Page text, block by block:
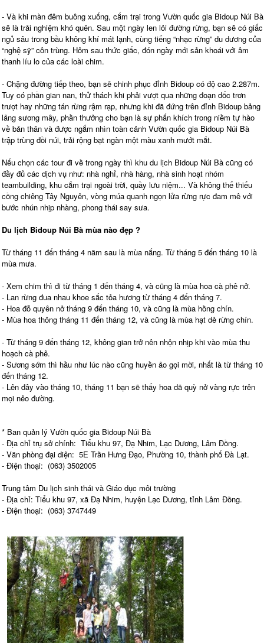
- Và khi màn đêm buông xuống, cắm trại trong Vườn quốc gia Bidoup Núi Bà
sẽ là trải nghiệm khó quên. Sau một ngày len lỏi đường rừng, bạn sẽ có giấc
ngủ sâu trong bầu không khí mát lạnh, cùng tiếng “nhạc rừng” du dương của
“nghệ sỹ” côn trùng. Hôm sau thức giấc, đón ngày mới sản khoái với âm
thanh líu lo của các loài chim.
- Chặng đường tiếp theo, bạn sẽ chinh phục đỉnh Bidoup có độ cao 2.287m.
Tuy có phần gian nan, thử thách khi phải vượt qua những đoạn dốc trơn
trượt hay những tán rừng rậm rạp, nhưng khi đã đứng trên đỉnh Bidoup bảng
lảng sương mây, phần thưởng cho bạn là sự phấn khích trong niềm tự hào
về bản thân và được ngắm nhìn toàn cảnh Vườn quốc gia Bidoup Núi Bà
trập trùng đồi núi, trải rộng bạt ngàn một màu xanh mướt mắt.
Nếu chọn các tour đi về trong ngày thì khu du lịch Bidoup Núi Bà cũng có
đầy đủ các dịch vụ như: nhà nghỉ, nhà hàng, nhà sinh hoạt nhóm
teambuilding, khu cắm trại ngoài trời, quầy lưu niệm... Và không thể thiếu
cồng chiêng Tây Nguyên, vòng múa quanh ngọn lửa rừng rực đam mê với
bước nhún nhịp nhàng, phong thái say sưa.
Du lịch Bidoup Núi Bà mùa nào đẹp ?
Từ tháng 11 đến tháng 4 năm sau là mùa nắng. Từ tháng 5 đến tháng 10 là
mùa mưa.
- Xem chim thì đi từ tháng 1 đến tháng 4, và cũng là mùa hoa cà phê nở.
- Lan rừng đua nhau khoe sắc tỏa hương từ tháng 4 đến tháng 7.
- Hoa đỗ quyên nở tháng 9 đến tháng 10, và cũng là mùa hồng chín.
- Mùa hoa thông tháng 11 đến tháng 12, và cũng là mùa hạt dẻ rừng chín.
- Từ tháng 9 đến tháng 12, không gian trở nên nhộn nhịp khi vào mùa thu
hoạch cà phê.
- Sương sớm thì hầu như lúc nào cũng huyền ảo gọi mời, nhất là từ tháng 10
đến tháng 12.
- Lên đây vào tháng 10, tháng 11 bạn sẽ thấy hoa dã quỳ nở vàng rực trên
mọi nẻo đường.
* Ban quản lý Vườn quốc gia Bidoup Núi Bà
- Địa chỉ trụ sở chính: Tiểu khu 97, Đạ Nhim, Lạc Dương, Lâm Đồng.
- Văn phòng đại diện: 5E Trần Hưng Đạo, Phường 10, thành phố Đà Lạt.
- Điện thoại: (063) 3502005
Trung tâm Du lịch sinh thái và Giáo dục môi trường
- Địa chỉ: Tiểu khu 97, xã Đạ Nhim, huyện Lạc Dương, tỉnh Lâm Đồng.
- Điện thoại: (063) 3747449